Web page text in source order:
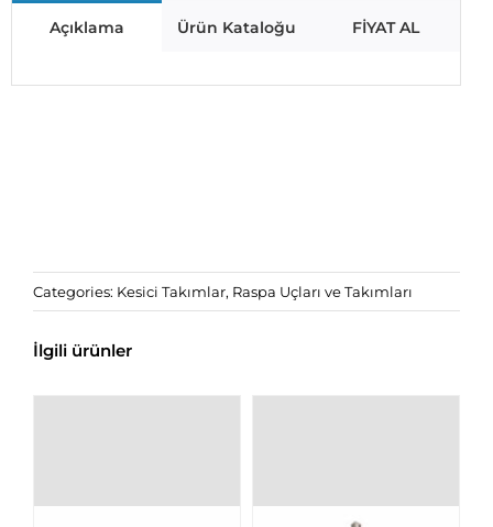
Açıklama Ürün Kataloğu FİYAT AL
Categories: Kesici Takımlar, Raspa Uçları ve Takımları
İlgili ürünler